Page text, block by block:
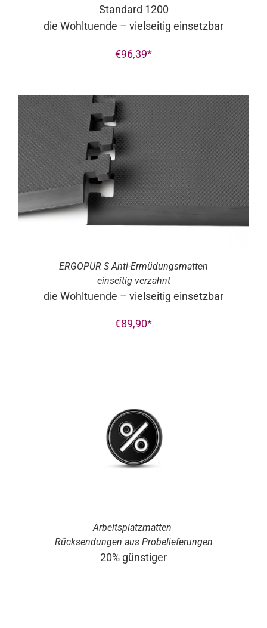
Standard 1200
die Wohltuende – vielseitig einsetzbar
€96,39
ERGOPUR S Anti-Ermüdungsmatten
einseitig verzahnt
die Wohltuende – vielseitig einsetzbar
€89,90
Arbeitsplatzmatten
Rücksendungen aus Probelieferungen
20% günstiger